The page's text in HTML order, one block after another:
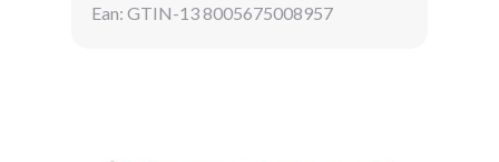
Ean: GTIN-13 8005675008957